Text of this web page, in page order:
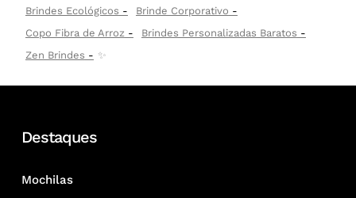
Brindes Ecológicos
Brinde Corporativo
Copo Fibra de Arroz
Brindes Personalizadas Baratos
Zen Brindes
✨
Destaques
Mochilas